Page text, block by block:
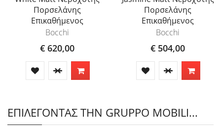
Πορσελάνης
Επικαθήμενος
Bocchi
€ 620,00
Πορσελάνης
Επικαθήμενος
Bocchi
€ 504,00
ΕΠΙΛΕΓΟΝΤΑΣ ΤΗΝ GRUPPO MOBILI...